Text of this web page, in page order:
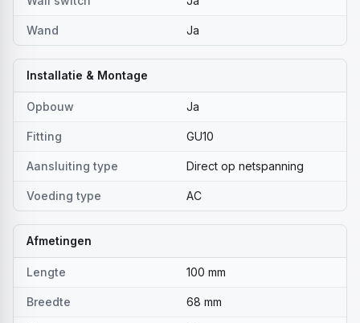
Wand Ja
Installatie & Montage
Opbouw Ja
Fitting GU10
Aansluiting type Direct op netspanning
Voeding type AC
Afmetingen
Lengte 100 mm
Breedte 68 mm